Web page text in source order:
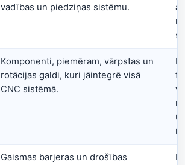
vadības un piedziņas sistēmu.
Komponenti, piemēram, vārpstas un
rotācijas galdi, kuri jāintegrē visā
CNC sistēmā.
Gaismas barjeras un drošības